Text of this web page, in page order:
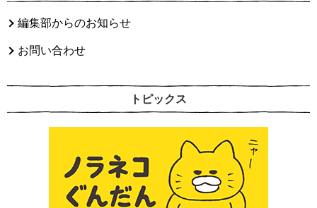
編集部からのお知らせ
お問い合わせ
トピックス